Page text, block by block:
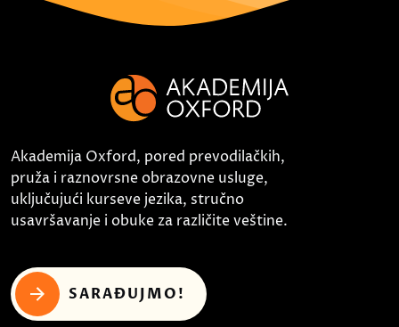
Akademija Oxford, pored prevodilačkih,
pruža i raznovrsne obrazovne usluge,
uključujući kurseve jezika, stručno
usavršavanje i obuke za različite veštine.
SARAĐUJMO!